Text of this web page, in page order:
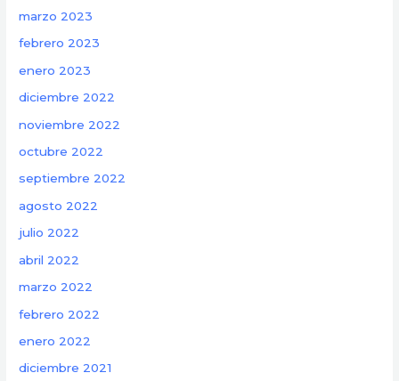
marzo 2023
febrero 2023
enero 2023
diciembre 2022
noviembre 2022
octubre 2022
septiembre 2022
agosto 2022
julio 2022
abril 2022
marzo 2022
febrero 2022
enero 2022
diciembre 2021